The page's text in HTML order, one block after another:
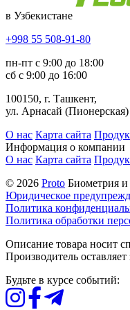
в Узбекистане
+998 55 508-91-80
пн-пт с 9:00 до 18:00
сб с 9:00 до 16:00
100150, г. Ташкент,
ул. Арнасай
О нас Карта сайта
Информация о компании
О нас Карта сайта
© 2026 Proto Биометрия и
Юридическое
Политика
Политика обработки
Описание товара носит
Производитель
Будьте в курсе событий: